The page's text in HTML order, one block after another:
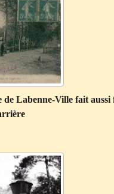
Labenne-Ville fait aussi